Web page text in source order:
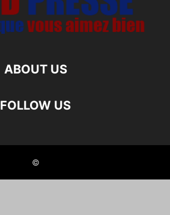
ABOUT US
FOLLOW US
©